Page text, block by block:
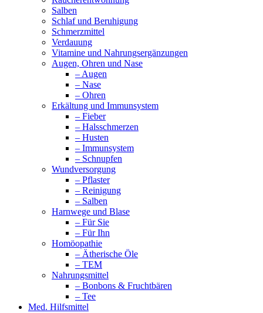
Salben
Schlaf und Beruhigung
Schmerzmittel
Verdauung
Vitamine und Nahrungsergänzungen
Augen, Ohren und Nase
– Augen
– Nase
– Ohren
Erkältung und Immunsystem
– Fieber
– Halsschmerzen
– Husten
– Immunsystem
– Schnupfen
Wundversorgung
– Pflaster
– Reinigung
– Salben
Harnwege und Blase
– Für Sie
– Für Ihn
Homöopathie
– Ätherische Öle
– TEM
Nahrungsmittel
– Bonbons & Fruchtbären
– Tee
Med. Hilfsmittel